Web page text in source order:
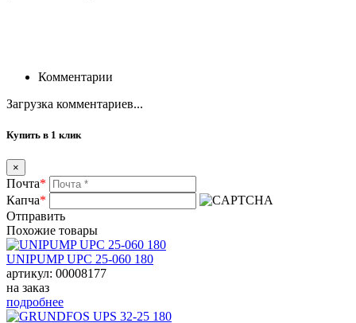
Комментарии
Загрузка комментариев...
Купить в 1 клик
×
Почта*
Капча*
Отправить
Похожие товары
UNIPUMP UPC 25-060 180
артикул: 00008177
на заказ
подробнее